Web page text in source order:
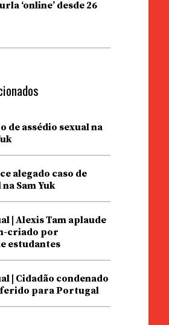
‘online’ desde 26
de assédio sexual na
alegado caso de
Sam Yuk
| Alexis Tam aplaude
criado por
estudantes
| Cidadão condenado
para Portugal